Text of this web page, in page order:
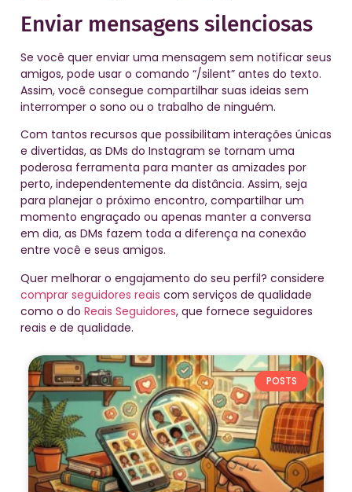
Enviar mensagens silenciosas
Se você quer enviar uma mensagem sem notificar seus
amigos, pode usar o comando “/silent” antes do texto.
Assim, você consegue compartilhar suas ideias sem
interromper o sono ou o trabalho de ninguém.
Com tantos recursos que possibilitam interações únicas
e divertidas, as DMs do Instagram se tornam uma
poderosa ferramenta para manter as amizades por
perto, independentemente da distância. Assim, seja
para planejar o próximo encontro, compartilhar um
momento engraçado ou apenas manter a conversa
em dia, as DMs fazem toda a diferença na conexão
entre você e seus amigos.
Quer melhorar o engajamento do seu perfil? considere
comprar seguidores reais com serviços de qualidade
como o do Reais Seguidores, que fornece seguidores
reais e de qualidade.
POSTS